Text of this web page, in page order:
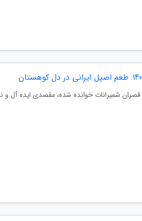
شمیرانات خوانده شده، مقصدی ایده آل و